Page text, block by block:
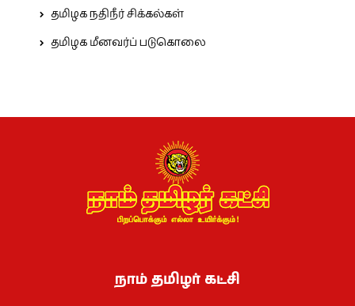
தமிழக நதிநீர் சிக்கல்கள்
தமிழக மீனவர்ப் படுகொலை
நாம் தமிழர் கட்சி